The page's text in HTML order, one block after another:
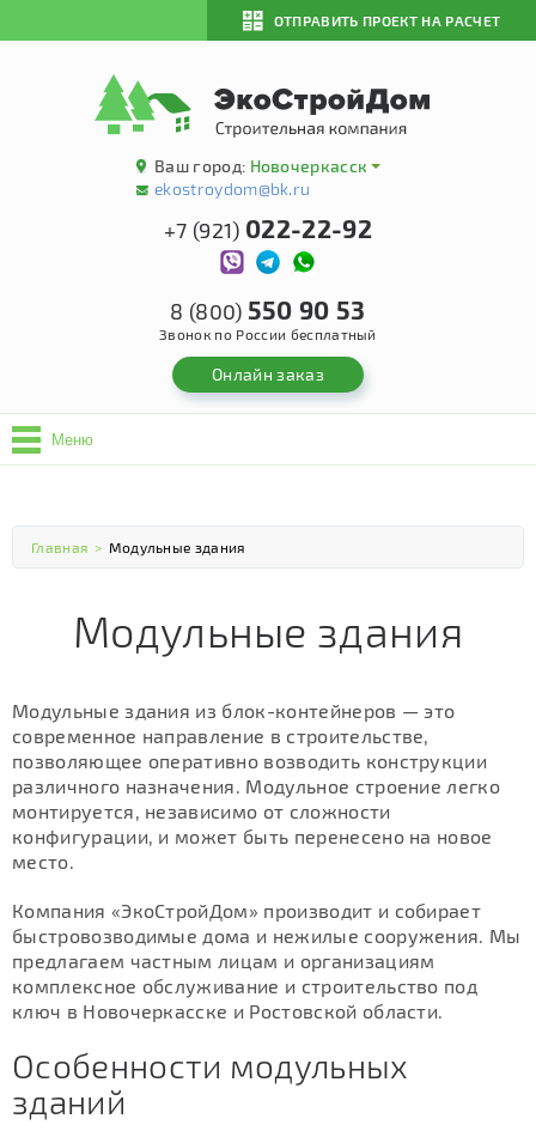
ОТПРАВИТЬ ПРОЕКТ НА РАСЧЕТ
Ваш город: Новочеркасск
ekostroydom@bk.ru
+7 (921) 022-22-92
8 (800) 550 90 53
Звонок по России бесплатный
Онлайн заказ
Меню
Главная > Модульные здания
Модульные здания
Модульные здания из блок-контейнеров — это
современное направление в строительстве,
позволяющее оперативно возводить конструкции
различного назначения. Модульное строение легко
монтируется, независимо от сложности
конфигурации, и может быть перенесено на новое
место.
Компания «ЭкоСтройДом» производит и собирает
быстровозводимые дома и нежилые сооружения. Мы
предлагаем частным лицам и организациям
комплексное обслуживание и строительство под
ключ в Новочеркасске и Ростовской области.
Особенности модульных
зданий